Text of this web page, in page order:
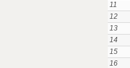
11
12
13
14
15
16